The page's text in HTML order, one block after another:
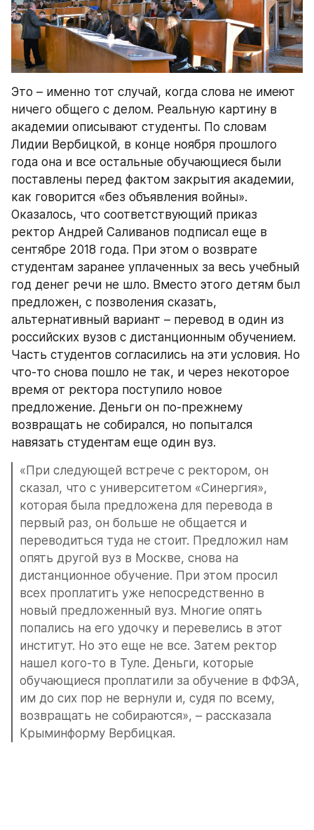
Это – именно тот случай, когда слова не имеют
ничего общего с делом. Реальную картину в
академии описывают студенты. По словам
Лидии Вербицкой, в конце ноября прошлого
года она и все остальные обучающиеся были
поставлены перед фактом закрытия академии,
как говорится «без объявления войны».
Оказалось, что соответствующий приказ
ректор Андрей Саливанов подписал еще в
сентябре 2018 года. При этом о возврате
студентам заранее уплаченных за весь учебный
год денег речи не шло. Вместо этого детям был
предложен, с позволения сказать,
альтернативный вариант – перевод в один из
российских вузов с дистанционным обучением.
Часть студентов согласились на эти условия. Но
что-то снова пошло не так, и через некоторое
время от ректора поступило новое
предложение. Деньги он по-прежнему
возвращать не собирался, но попытался
навязать студентам еще один вуз.
«При следующей встрече с ректором, он
сказал, что с университетом «Синергия»,
которая была предложена для перевода в
первый раз, он больше не общается и
переводиться туда не стоит. Предложил нам
опять другой вуз в Москве, снова на
дистанционное обучение. При этом просил
всех проплатить уже непосредственно в
новый предложенный вуз. Многие опять
попались на его удочку и перевелись в этот
институт. Но это еще не все. Затем ректор
нашел кого-то в Туле. Деньги, которые
обучающиеся проплатили за обучение в ФФЭА,
им до сих пор не вернули и, судя по всему,
возвращать не собираются», – рассказала
Крыминформу Вербицкая.